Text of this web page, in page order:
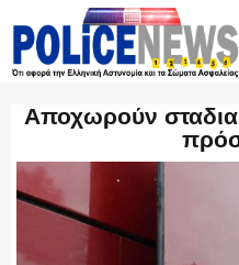
ΤΡΟΧΑΙΑ
Αποχωρούν